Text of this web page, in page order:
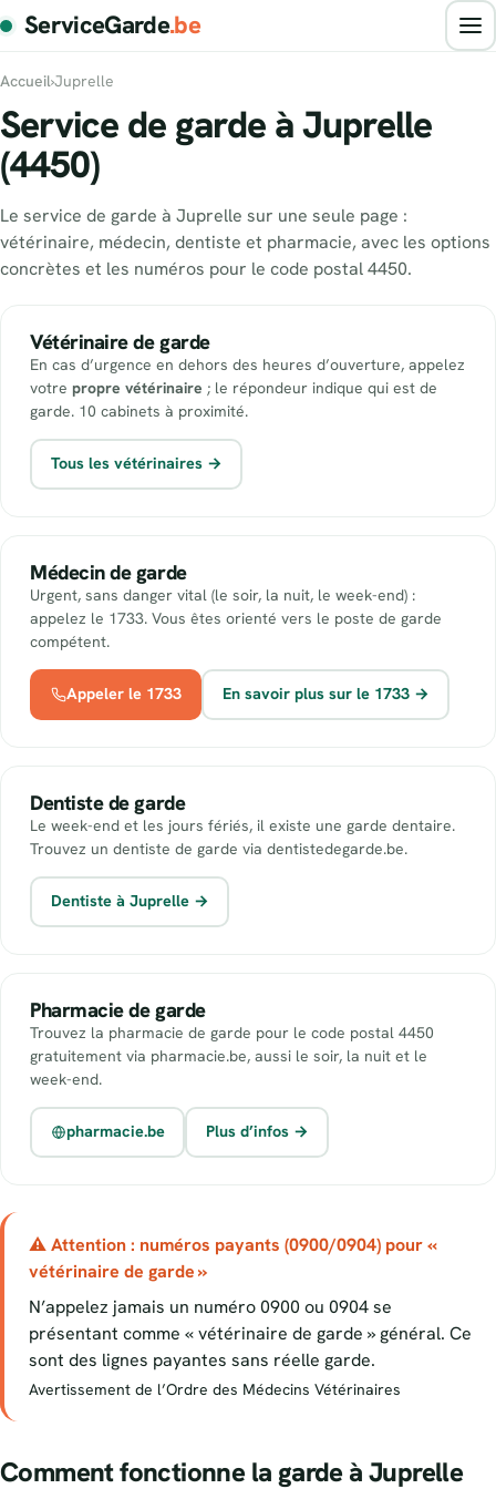
ServiceGarde.be
Accueil›Juprelle
Service de garde à Juprelle
(4450)
Le service de garde à Juprelle sur une seule page :
vétérinaire, médecin, dentiste et pharmacie, avec les options
concrètes et les numéros pour le code postal 4450.
Vétérinaire de garde
En cas d’urgence en dehors des heures d’ouverture, appelez
votre propre vétérinaire ; le répondeur indique qui est de
garde. 10 cabinets à proximité.
Tous les vétérinaires →
Médecin de garde
Urgent, sans danger vital (le soir, la nuit, le week-end) :
appelez le 1733. Vous êtes orienté vers le poste de garde
compétent.
Appeler le 1733 En savoir plus sur le 1733 →
Dentiste de garde
Le week-end et les jours fériés, il existe une garde dentaire.
Trouvez un dentiste de garde via dentistedegarde.be.
Dentiste à Juprelle →
Pharmacie de garde
Trouvez la pharmacie de garde pour le code postal 4450
gratuitement via pharmacie.be, aussi le soir, la nuit et le
week-end.
pharmacie.be Plus d’infos →
⚠ Attention : numéros payants (0900/0904) pour «
vétérinaire de garde »
N’appelez jamais un numéro 0900 ou 0904 se
présentant comme « vétérinaire de garde » général. Ce
sont des lignes payantes sans réelle garde.
Avertissement de l’Ordre des Médecins Vétérinaires
Comment fonctionne la garde à Juprelle